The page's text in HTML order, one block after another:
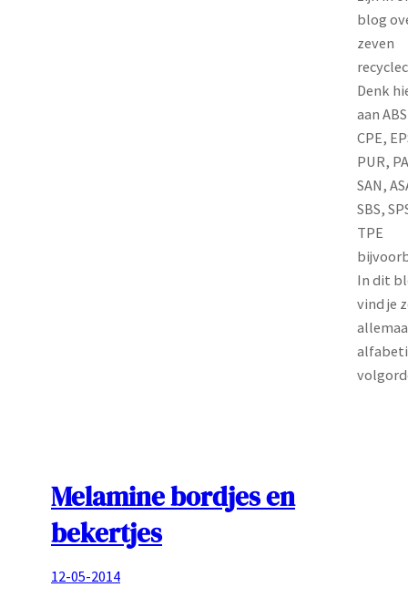
blog
zeven
Denk
aan
CPE,
PUR,
SAN,
SBS,
TPE
In dit
vind je
Melamine bordjes en
bekertjes
12-05-2014